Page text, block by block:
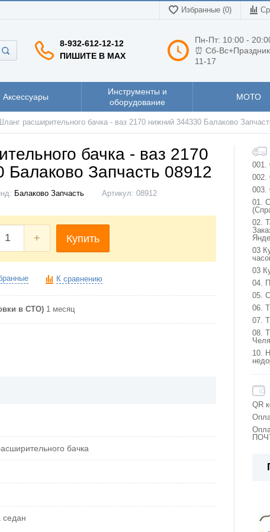
Избранные (0)
8-932-612-12-12
ПИШИТЕ В MAX
Пн-Пт: 10:00 -
⏰ Сб-
11-17
Аксессуары
Инструменты и
оборудование
МОТО
расширительного бачка - ваз 2170 нижний 344330 Балаково
бачка - ваз 2170
Балаково Запчасть 08912
Балаково Запчасть Артикул: 08912
+ Купить
К сравнению
в СТО) 1 месяц
бачка
001.
002.
003.
01.
02.
03
03
04.
05.
06.
07.
08.
10.
QR